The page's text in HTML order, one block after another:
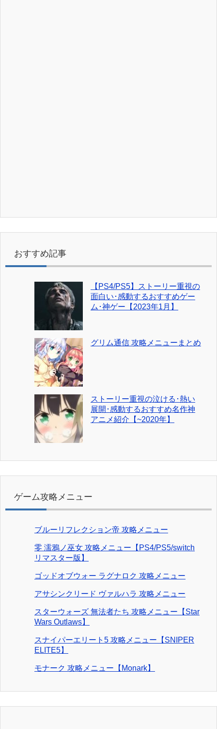
おすすめ記事
【PS4/PS5】ストーリー重視の
面白い･感動するおすすめゲー
ム･神ゲー【2023年1月】
グリム通信 攻略メニューまとめ
ストーリー重視の泣ける･熱い
展開･感動するおすすめ名作神
アニメ紹介【~2020年】
ゲーム攻略メニュー
ブルーリフレクション帝 攻略メニュー
零 濡鴉ノ巫女 攻略メニュー【PS4/PS5/switch
リマスター版】
ゴッドオブウォー ラグナロク 攻略メニュー
アサシンクリード ヴァルハラ 攻略メニュー
スターウォーズ 無法者たち 攻略メニュー【Star
Wars Outlaws】
スナイパーエリート5 攻略メニュー【SNIPER
ELITE5】
モナーク 攻略メニュー【Monark】